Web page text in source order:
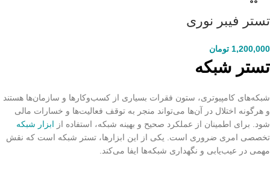
تستر فیبر نوری
1,200,000 تومان
تستر شبکه
شبکه‌های کامپیوتری، ستون فقرات بسیاری از کسب‌وکارها و سازمان‌ها هستند
و هرگونه اختلال در آن‌ها می‌تواند منجر به توقف فعالیت‌ها و خسارات مالی
شود. برای اطمینان از عملکرد صحیح و بهینه شبکه، استفاده از ابزار شبکه
تخصصی امری ضروری است. یکی از این ابزارها، تستر شبکه است که نقش
مهمی در عیب‌یابی و نگهداری شبکه‌ها ایفا می‌کند.